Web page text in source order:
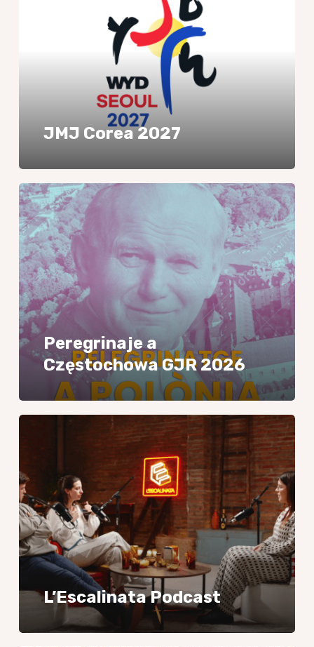
JMJ Corea 2027
Peregrinaje
a
Częstochowa
GJR
2026
Peregrinaje a
Częstochowa GJR 2026
L’Escalinata
L’Escalinata Podcast